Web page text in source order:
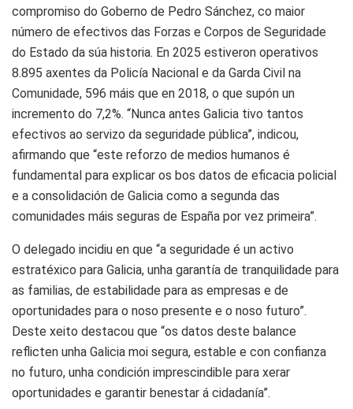
compromiso do Goberno de Pedro Sánchez, co maior
número de efectivos das Forzas e Corpos de Seguridade
do Estado da súa historia. En 2025 estiveron operativos
8.895 axentes da Policía Nacional e da Garda Civil na
Comunidade, 596 máis que en 2018, o que supón un
incremento do 7,2%. “Nunca antes Galicia tivo tantos
efectivos ao servizo da seguridade pública”, indicou,
afirmando que “este reforzo de medios humanos é
fundamental para explicar os bos datos de eficacia policial
e a consolidación de Galicia como a segunda das
comunidades máis seguras de España por vez primeira”.
O delegado incidiu en que “a seguridade é un activo
estratéxico para Galicia, unha garantía de tranquilidade para
as familias, de estabilidade para as empresas e de
oportunidades para o noso presente e o noso futuro”.
Deste xeito destacou que “os datos deste balance
reflicten unha Galicia moi segura, estable e con confianza
no futuro, unha condición imprescindible para xerar
oportunidades e garantir benestar á cidadanía”.